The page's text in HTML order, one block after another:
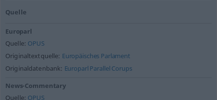
Quelle
Europarl
Quelle: OPUS
Originaltextquelle: Europäisches Parlament
Originaldatenbank: Europarl Parallel Corups
News-Commentary
Quelle: OPUS